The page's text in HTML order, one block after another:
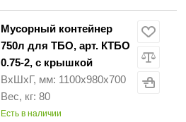
Мусорный контейнер
750л для ТБО, арт. КТБО
0.75-2, с крышкой
ВхШхГ, мм: 1100х980х700
Вес, кг: 80
Есть в наличии